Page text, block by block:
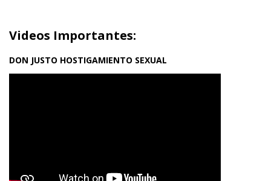
Videos Importantes:
DON JUSTO HOSTIGAMIENTO SEXUAL